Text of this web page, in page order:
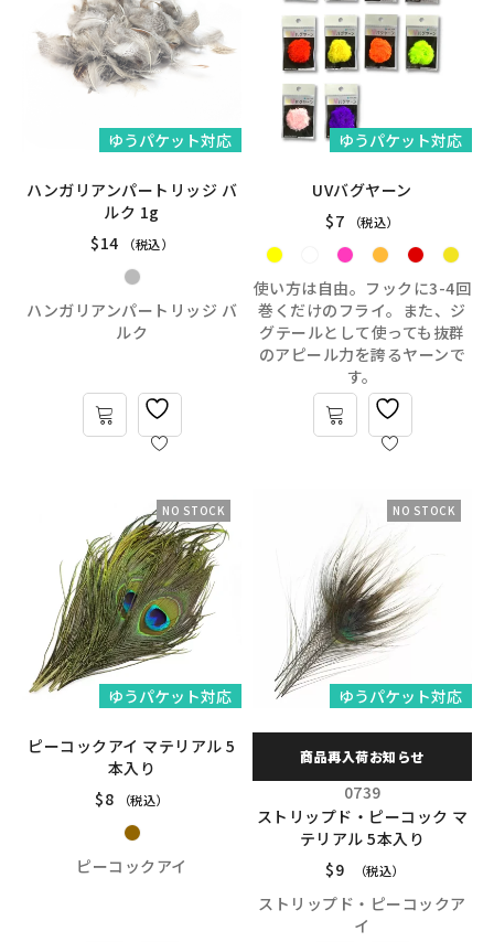
ゆうパケット対応
ハンガリアンパートリッジ バ
ルク 1g
$14 （税込）
ハンガリアンパートリッジ バ
ルク
ゆうパケット対応
UVバグヤーン
$7 （税込）
使い方は自由。フックに3-4回
巻くだけのフライ。また、ジ
グテールとして使っても抜群
のアピール力を誇るヤーンで
す。
ゆうパケット対応
NO STOCK
ピーコックアイ マテリアル 5
本入り
$8 （税込）
ピーコックアイ
ゆうパケット対応
NO STOCK
商品再入荷お知らせ
0739
ストリップド・ピーコック マ
テリアル 5本入り
$9 （税込）
ストリップド・ピーコックア
イ